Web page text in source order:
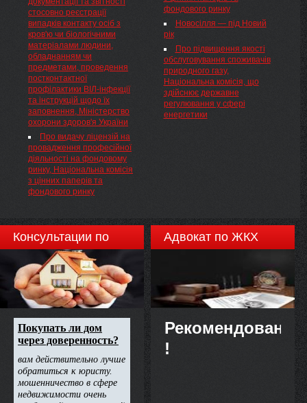
складання та подання запитів
на отримання публічної
інформації, розпорядником якої
є Національне агентство
України з питань державної
служби
стосовно реєстрації
випадків контакту осіб з
кров'ю чи біологічними
матеріалами людини,
обладнанням чи
предметами, проведення
постконтактної
профілактики ВІЛ-інфекції
та інструкцій щодо їх
заповнення, Міністерство
охорони здоров'я України
Про видачу ліцензій на
провадження професійної
діяльності на фондовому
ринку, Національна комісія
з цінних паперів та
фондового ринку
фондового ринку
Новосілля — під Новий
рік
Про підвищення якості
обслуговування споживачів
природного газу,
Національна комісія, що
здійснює державне
регулювання у сфері
енергетики
Консультации по
недвижимости
Адвокат по ЖКХ
Рекомендовано
!